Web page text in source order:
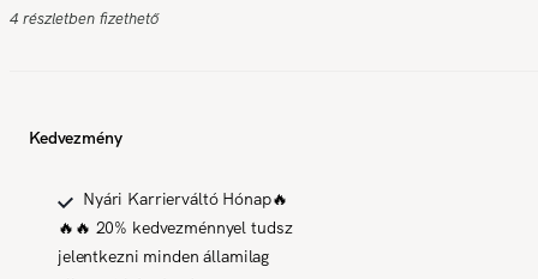
4 részletben fizethető
Kedvezmény
Nyári Karrierváltó Hónap🔥
🔥🔥 20% kedvezménnyel tudsz
jelentkezni minden államilag